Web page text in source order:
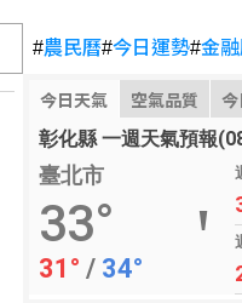
#農民曆#今日運勢#金
今日天氣 空氣品質 今
彰化縣 一週天氣預報
臺北市
33°
31° / 34°